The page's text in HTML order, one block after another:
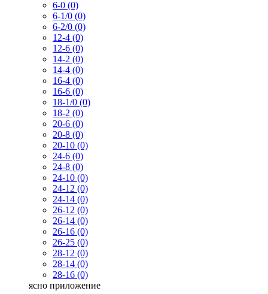
6-0 (0)
6-1/0 (0)
6-2/0 (0)
12-4 (0)
12-6 (0)
14-2 (0)
14-4 (0)
16-4 (0)
16-6 (0)
18-1/0 (0)
18-2 (0)
20-6 (0)
20-8 (0)
20-10 (0)
24-6 (0)
24-8 (0)
24-10 (0)
24-12 (0)
24-14 (0)
26-12 (0)
26-14 (0)
26-16 (0)
26-25 (0)
28-12 (0)
28-14 (0)
28-16 (0)
ясно приложение